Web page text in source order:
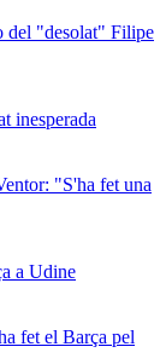
del "desolat" Filipe
inesperada
"S'ha fet una
a Udine
fet el Barça pel